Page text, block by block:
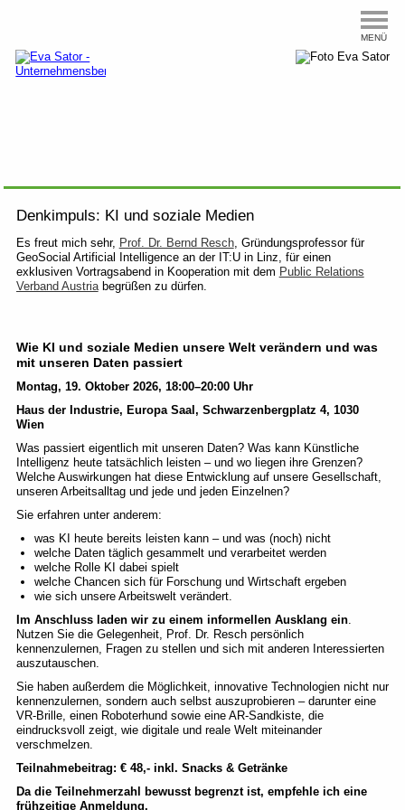
MENÜ
Denkimpuls: KI und soziale Medien
Es freut mich sehr, Prof. Dr. Bernd Resch, Gründungsprofessor für
GeoSocial Artificial Intelligence an der IT:U in Linz, für einen
exklusiven Vortragsabend in Kooperation mit dem Public Relations
Verband Austriabegrüßen zu dürfen.
Wie KI und soziale Medien unsere Welt verändern und was
mit unseren Daten passiert
Montag, 19. Oktober 2026, 18:00–20:00 Uhr
Haus der Industrie, Europa Saal, Schwarzenbergplatz 4, 1030
Wien
Was passiert eigentlich mit unseren Daten? Was kann Künstliche
Intelligenz heute tatsächlich leisten – und wo liegen ihre Grenzen?
Welche Auswirkungen hat diese Entwicklung auf unsere Gesellschaft,
unseren Arbeitsalltag und jede und jeden Einzelnen?
Sie erfahren unter anderem:
was KI heute bereits leisten kann – und was (noch) nicht
welche Daten täglich gesammelt und verarbeitet werden
welche Rolle KI dabei spielt
welche Chancen sich für Forschung und Wirtschaft ergeben
wie sich unsere Arbeitswelt verändert.
Im Anschluss laden wir zu einem informellen Ausklang ein.
Nutzen Sie die Gelegenheit, Prof. Dr. Resch persönlich
kennenzulernen, Fragen zu stellen und sich mit anderen Interessierten
auszutauschen.
Sie haben außerdem die Möglichkeit, innovative Technologien nicht nur
kennenzulernen, sondern auch selbst auszuprobieren – darunter eine
VR-Brille, einen Roboterhund sowie eine AR-Sandkiste, die
eindrucksvoll zeigt, wie digitale und reale Welt miteinander
verschmelzen.
Teilnahmebeitrag: € 48,- inkl. Snacks & Getränke
Da die Teilnehmerzahl bewusst begrenzt ist, empfehle ich eine
frühzeitige Anmeldung.